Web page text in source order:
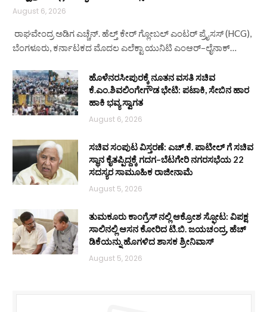
August 6, 2026
ರಾಘವೇಂದ್ರ ಅಡಿಗ ಎಚ್ಚೆನ್. ಹೆಲ್ತ್‌ ಕೇರ್ ಗ್ಲೋಬಲ್ ಎಂಟರ್‌ ಪ್ರೈಸಸ್ (HCG),
ಬೆಂಗಳೂರು, ಕರ್ನಾಟಕದ ಮೊದಲ ಎಲೆಕ್ಟಾ ಯುನಿಟಿ ಎಂಆರ್–ಲೈನಾಕ್…
ಹೊಳೆನರಸೀಪುರಕ್ಕೆ ನೂತನ ವಸತಿ ಸಚಿವ
ಕೆ.ಎಂ.ಶಿವಲಿಂಗೇಗೌಡ ಭೇಟಿ: ಪಟಾಕಿ, ಸೇಬಿನ ಹಾರ
ಹಾಕಿ ಭವ್ಯ ಸ್ವಾಗತ
August 6, 2026
ಸಚಿವ ಸಂಪುಟ ವಿಸ್ತರಣೆ: ಎಚ್.ಕೆ. ಪಾಟೀಲ್ ಗೆ ಸಚಿವ
ಸ್ಥಾನ ಕೈತಪ್ಪಿದ್ದಕ್ಕೆ ಗದಗ–ಬೆಟಗೇರಿ ನಗರಸಭೆಯ 22
ಸದಸ್ಯರ ಸಾಮೂಹಿಕ ರಾಜೀನಾಮೆ
August 5, 2026
ತುಮಕೂರು ಕಾಂಗ್ರೆಸ್ ನಲ್ಲಿ ಆಕ್ರೋಶ ಸ್ಫೋಟ: ವಿಪಕ್ಷ
ಸಾಲಿನಲ್ಲಿ ಆಸನ ಕೋರಿದ ಟಿ.ಬಿ. ಜಯಚಂದ್ರ, ಹೆಚ್
ಡಿಕೆಯನ್ನು ಹೊಗಳಿದ ಶಾಸಕ ಶ್ರೀನಿವಾಸ್
August 5, 2026